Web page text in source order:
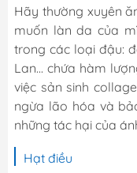
Hãy thường xuyên
muốn làn da của
trong các loại đậu:
Lan... chứa hàm
việc sản sinh
ngừa lão hóa và
những tác hại của
Hạt điều